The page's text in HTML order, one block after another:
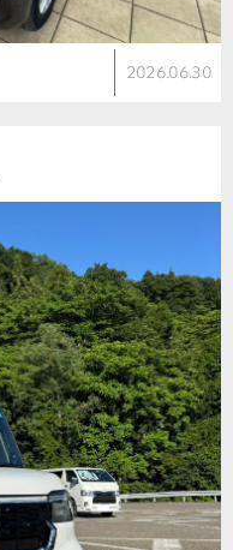
2026.06.30